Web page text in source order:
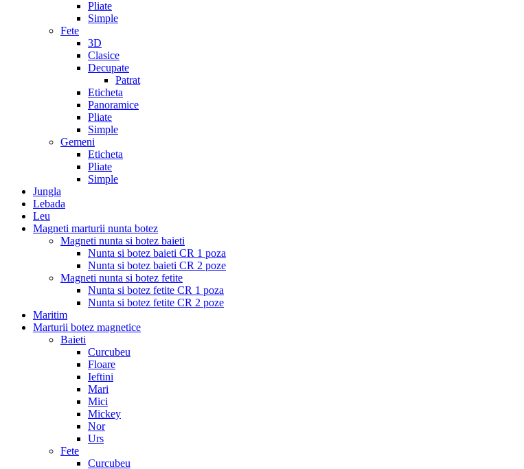
Pliate
Simple
Fete
3D
Clasice
Decupate
Patrat
Eticheta
Panoramice
Pliate
Simple
Gemeni
Eticheta
Pliate
Simple
Jungla
Lebada
Leu
Magneti marturii nunta botez
Magneti nunta si botez baieti
Nunta si botez baieti CR 1 poza
Nunta si botez baieti CR 2 poze
Magneti nunta si botez fetite
Nunta si botez fetite CR 1 poza
Nunta si botez fetite CR 2 poze
Maritim
Marturii botez magnetice
Baieti
Curcubeu
Floare
Ieftini
Mari
Mici
Mickey
Nor
Urs
Fete
Curcubeu